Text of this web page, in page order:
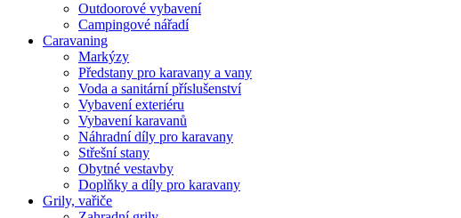
Outdoorové vybavení
Campingové nářadí
Caravaning
Markýzy
Předstany pro karavany a vany
Voda a sanitární příslušenství
Vybavení exteriéru
Vybavení karavanů
Náhradní díly pro karavany
Střešní stany
Obytné vestavby
Doplňky a díly pro karavany
Grily, vařiče